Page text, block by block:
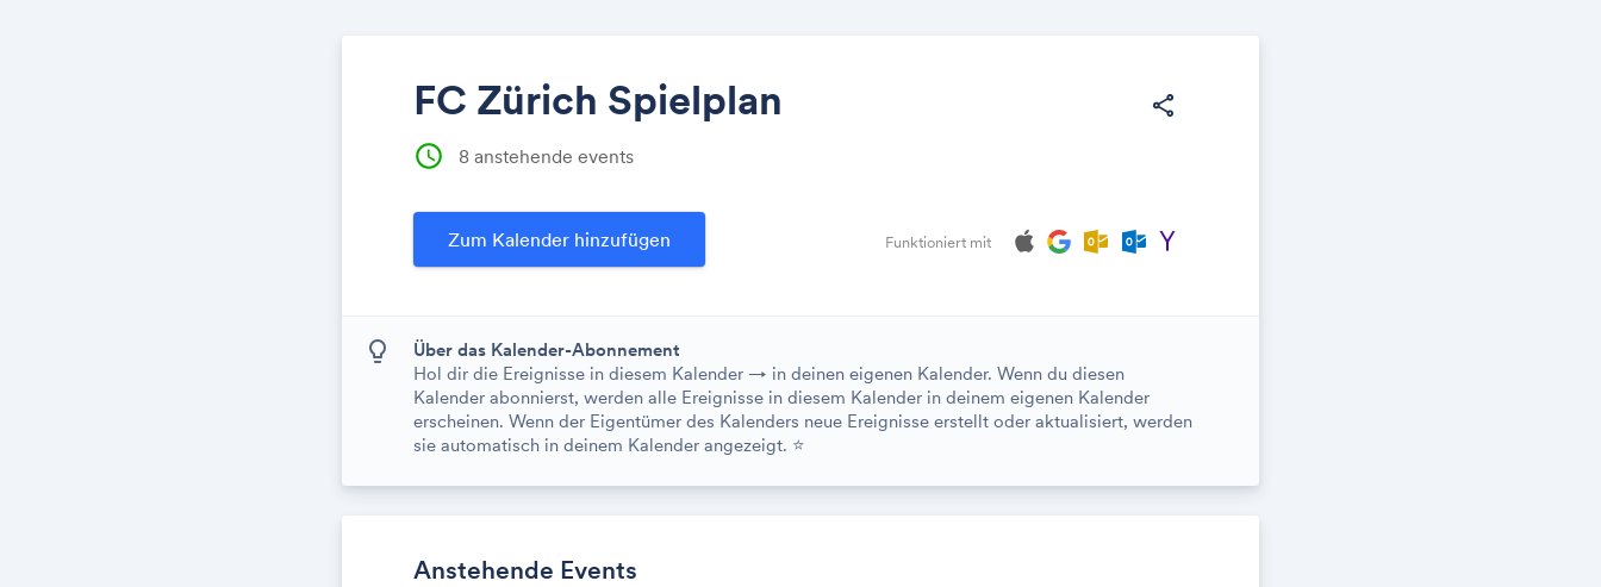
FC Zürich Spielplan share
schedule 8 anstehende events
Zum Kalender hinzufügen Funktioniert mit
Über das Kalender-Abonnement
Hol dir die Ereignisse in diesem Kalender → in deinen eigenen Kalender. Wenn du diesen
Kalender abonnierst, werden alle Ereignisse in diesem Kalender in deinem eigenen Kalender
erscheinen. Wenn der Eigentümer des Kalenders neue Ereignisse erstellt oder aktualisiert, werden
sie automatisch in deinem Kalender angezeigt. ⭐

Anstehende Events